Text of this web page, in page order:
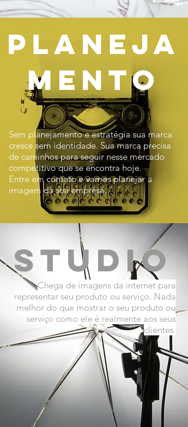
planeja
mento
Sem planejamento e estratégia sua marca
cresce sem identidade. Sua marca precisa
de caminhos para seguir nesse mercado
competitivo que se encontra hoje.
Entre em contato e vamos planejar a
imagem da sua empresa.
studio
Chega de imagens da internet para
representar seu produto ou serviço. Nada
melhor do que mostrar o seu produto ou
serviço como ele é realmente aos seus
clientes.